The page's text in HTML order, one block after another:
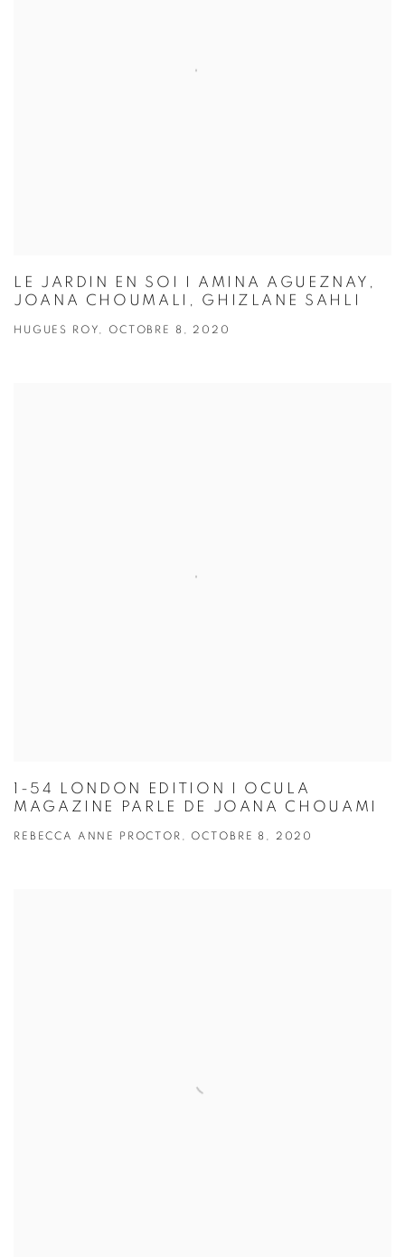
LE JARDIN EN SOI I AMINA AGUEZNAY,
JOANA CHOUMALI, GHIZLANE SAHLI
HUGUES ROY, OCTOBRE 8, 2020
1-54 LONDON EDITION I OCULA
MAGAZINE PARLE DE JOANA CHOUAMI
REBECCA ANNE PROCTOR, OCTOBRE 8, 2020